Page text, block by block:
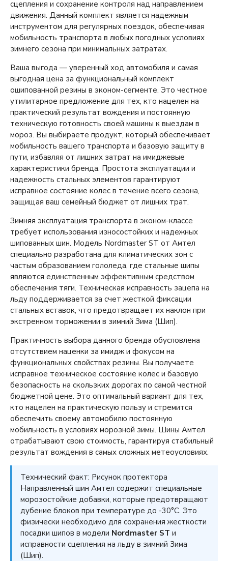
сцепления и сохранение контроля над направлением
движения. Данный комплект является надежным
инструментом для регулярных поездок, обеспечивая
мобильность транспорта в любых погодных условиях
зимнего сезона при минимальных затратах.
Ваша выгода — уверенный ход автомобиля и самая
выгодная цена за функциональный комплект
ошипованной резины в эконом-сегменте. Это честное
утилитарное предложение для тех, кто нацелен на
практический результат вождения и постоянную
техническую готовность своей машины к выездам в
мороз. Вы выбираете продукт, который обеспечивает
мобильность вашего транспорта и базовую защиту в
пути, избавляя от лишних затрат на имиджевые
характеристики бренда. Простота эксплуатации и
надежность стальных элементов гарантируют
исправное состояние колес в течение всего сезона,
защищая ваш семейный бюджет от лишних трат.
Зимняя эксплуатация транспорта в эконом-классе
требует использования износостойких и надежных
шипованных шин. Модель Nordmaster ST от Амтел
специально разработана для климатических зон с
частым образованием гололеда, где стальные шипы
являются единственным эффективным средством
обеспечения тяги. Техническая исправность зацепа на
льду поддерживается за счет жесткой фиксации
стальных вставок, что предотвращает их наклон при
экстренном торможении в зимний Зима (Шип).
Практичность выбора данного бренда обусловлена
отсутствием наценки за имидж и фокусом на
функциональных свойствах резины. Вы получаете
исправное техническое состояние колес и базовую
безопасность на скользких дорогах по самой честной
бюджетной цене. Это оптимальный вариант для тех,
кто нацелен на практическую пользу и стремится
обеспечить своему автомобилю постоянную
мобильность в условиях морозной зимы. Шины Амтел
отрабатывают свою стоимость, гарантируя стабильный
результат вождения в самых сложных метеоусловиях.
Технический факт: Рисунок протектора
Направленный шин Амтел содержит специальные
морозостойкие добавки, которые предотвращают
дубение блоков при температуре до -30°C. Это
физически необходимо для сохранения жесткости
посадки шипов в модели Nordmaster ST и
исправности сцепления на льду в зимний Зима
(Шип).